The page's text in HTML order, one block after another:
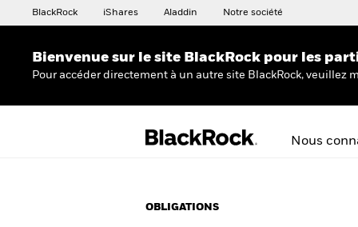
BlackRock iShares Aladdin Notre société
Bienvenue sur le site BlackRock pour les
Pour accéder directement à un autre site BlackRock, veuillez
Nous
OBLIGATIONS